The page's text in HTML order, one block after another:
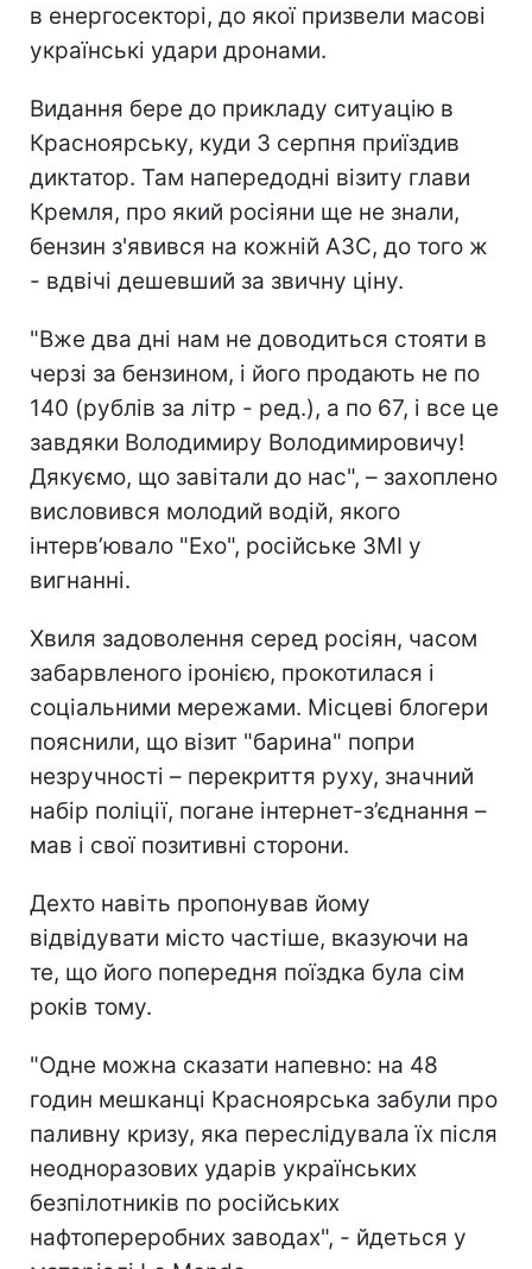
в енергосекторі, до якої призвели масові
українські удари дронами.
Видання бере до прикладу ситуацію в
Красноярську, куди 3 серпня приїздив
диктатор. Там напередодні візиту глави
Кремля, про який росіяни ще не знали,
бензин з'явився на кожній АЗС, до того ж
- вдвічі дешевший за звичну ціну.
"Вже два дні нам не доводиться стояти в
черзі за бензином, і його продають не по
140 (рублів за літр - ред.), а по 67, і все це
завдяки Володимиру Володимировичу!
Дякуємо, що завітали до нас", – захоплено
висловився молодий водій, якого
інтерв’ювало "Ехо", російське ЗМІ у
вигнанні.
Хвиля задоволення серед росіян, часом
забарвленого іронією, прокотилася і
соціальними мережами. Місцеві блогери
пояснили, що візит "барина" попри
незручності – перекриття руху, значний
набір поліції, погане інтернет-з’єднання –
мав і свої позитивні сторони.
Дехто навіть пропонував йому
відвідувати місто частіше, вказуючи на
те, що його попередня поїздка була сім
років тому.
"Одне можна сказати напевно: на 48
годин мешканці Красноярська забули про
паливну кризу, яка переслідувала їх після
неодноразових ударів українських
безпілотників по російських
нафтопереробних заводах", - йдеться у